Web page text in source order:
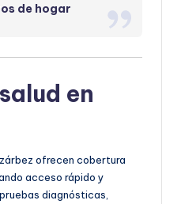
de hogar
en
ofrecen cobertura
acceso rápido y
diagnósticas,